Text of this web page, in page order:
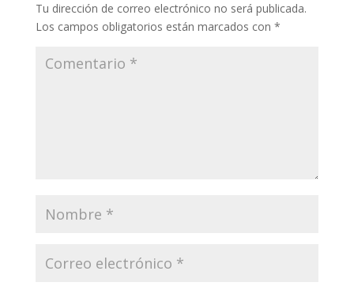
Tu dirección de correo electrónico no será publicada.
Los campos obligatorios están marcados con *